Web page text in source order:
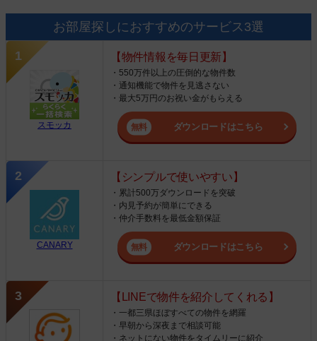
お部屋探しにおすすめのサービス3選
スモッカ
【物件情報を毎日更新】
・550万件以上の圧倒的な物件数
・通知機能で物件を見逃さない
・最大5万円のお祝い金がもらえる
ダウンロードはこちら
CANARY
【シンプルで使いやすい】
・累計500万ダウンロードを突破
・内見予約が簡単にできる
・仲介手数料を最低金額保証
ダウンロードはこちら
【LINEで物件を紹介してくれる】
・一都三県ほぼすべての物件を網羅
・早朝から深夜まで相談可能
・ネットにない物件をタイムリーに紹介